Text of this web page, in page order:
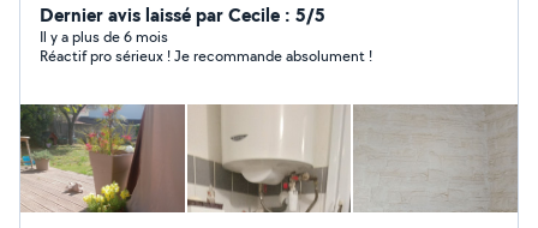
Dernier avis laissé par Cecile : 5/5
Il y a plus de 6 mois
Réactif pro sérieux ! Je recommande absolument !